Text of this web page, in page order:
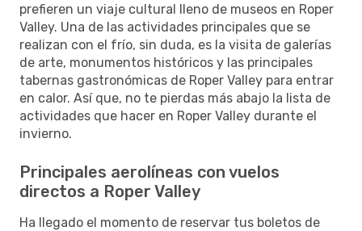
prefieren un viaje cultural lleno de museos en Roper
Valley. Una de las actividades principales que se
realizan con el frío, sin duda, es la visita de galerías
de arte, monumentos históricos y las principales
tabernas gastronómicas de Roper Valley para entrar
en calor. Así que, no te pierdas más abajo la lista de
actividades que hacer en Roper Valley durante el
invierno.
Principales aerolíneas con vuelos
directos a Roper Valley
Ha llegado el momento de reservar tus boletos de